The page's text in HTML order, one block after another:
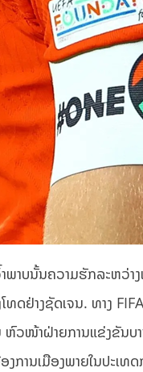
າພາບນັ້ນຄວາມຮັກລະຫ
ດຢ່າງຊັດເຈນ.​ ທາງ
ຫົວໜ້າຝ່າຍການແຂ່ງຂັນບ
ການເມືອງພາຍໃນປະເທດ